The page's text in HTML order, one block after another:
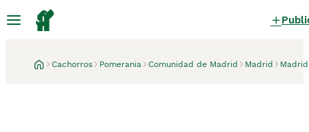
Cachorros Pomerania Comunidad de Madrid Madrid Madrid